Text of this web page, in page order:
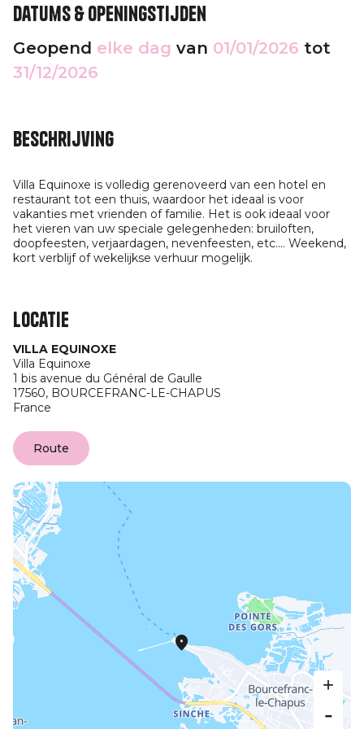
Datums & openingstijden
Geopend elke dag van 01/01/2026 tot
31/12/2026
Beschrijving
Villa Equinoxe is volledig gerenoveerd van een hotel en
restaurant tot een thuis, waardoor het ideaal is voor
vakanties met vrienden of familie. Het is ook ideaal voor
het vieren van uw speciale gelegenheden: bruiloften,
doopfeesten, verjaardagen, nevenfeesten, etc.... Weekend,
kort verblijf of wekelijkse verhuur mogelijk.
Locatie
VILLA EQUINOXE
Villa Equinoxe
1 bis avenue du Général de Gaulle
17560, BOURCEFRANC-LE-CHAPUS
France
Route